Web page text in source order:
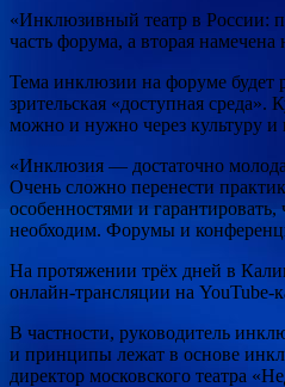
«Инклюзивный театр в России:
часть форума, а вторая
Тема инклюзии на форуме будет
зрительская «доступная
можно и нужно через культуру и
«Инклюзия — достаточно
Очень сложно перенести
особенностями и
необходим. Форумы и
На протяжении трёх дней в
онлайн-трансляции на YouTube-
В частности, руководитель
и принципы лежат в основе
директор московского театра